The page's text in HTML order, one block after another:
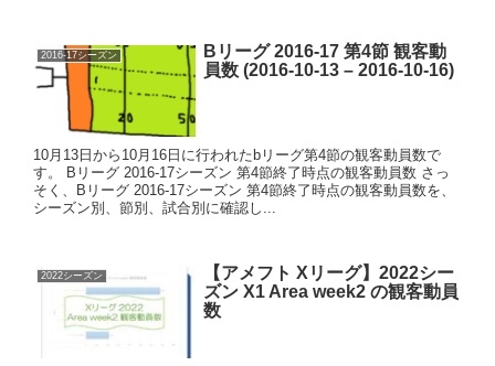
2016-17シーズン
Bリーグ 2016-17 第4節 観客動
員数 (2016-10-13 – 2016-10-16)
10月13日から10月16日に行われたbリーグ第4節の観客動員数で
す。 Bリーグ 2016-17シーズン 第4節終了時点の観客動員数 さっ
そく、Bリーグ 2016-17シーズン 第4節終了時点の観客動員数を、
シーズン別、節別、試合別に確認し...
2022シーズン
【アメフト Xリーグ】2022シー
ズン X1 Area week2 の観客動員
数